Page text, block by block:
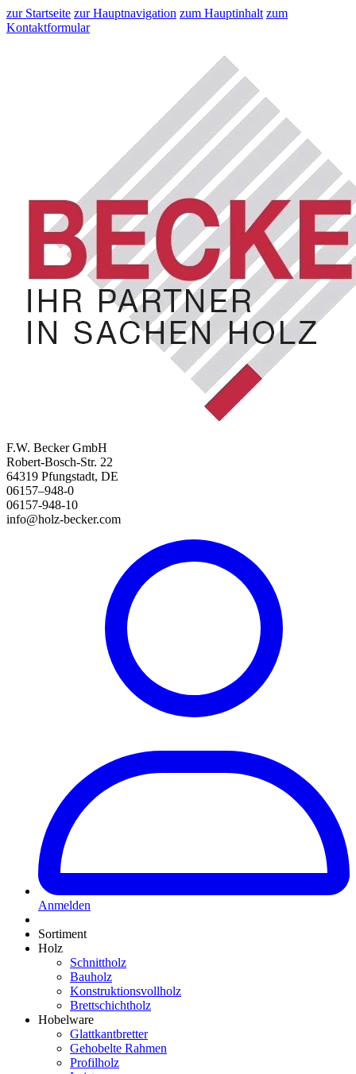
zur Startseite zur Hauptnavigation zum Hauptinhalt zum
Kontaktformular
F.W. Becker GmbH
Robert-Bosch-Str. 22
64319 Pfungstadt, DE
06157–948-0
06157-948-10
info@holz-becker.com
Anmelden
Sortiment
Holz
Schnittholz
Bauholz
Konstruktionsvollholz
Brettschichtholz
Hobelware
Glattkantbretter
Gehobelte Rahmen
Profilholz